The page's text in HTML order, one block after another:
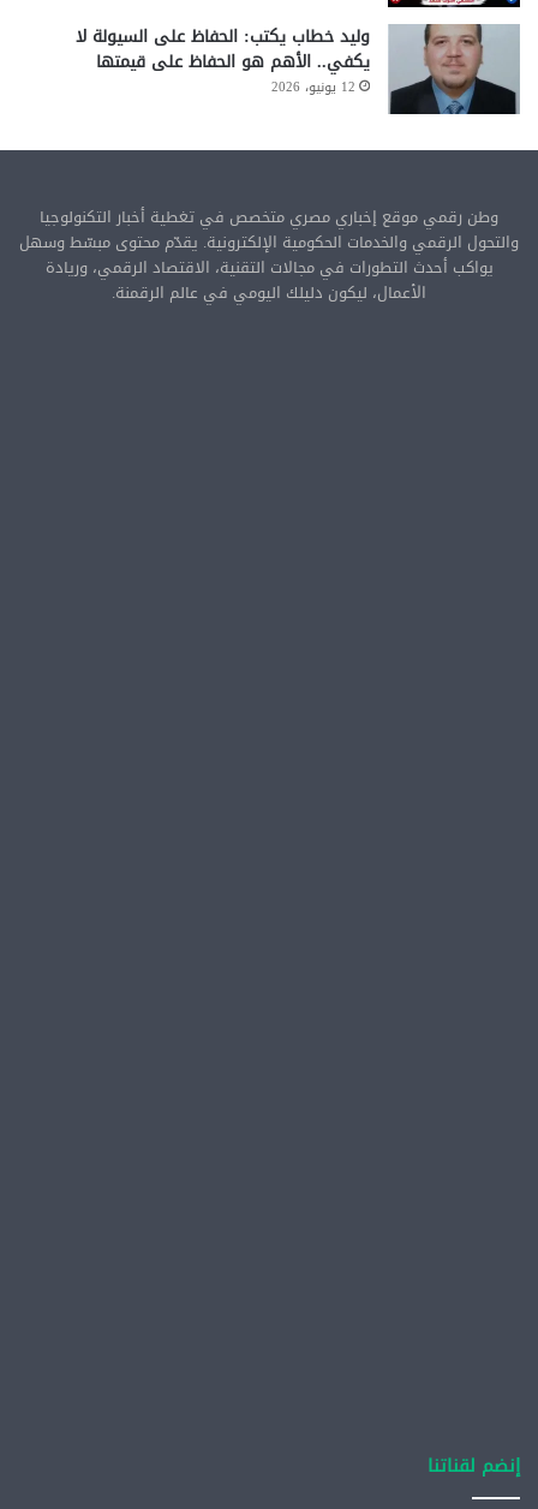
وليد خطاب يكتب: الحفاظ على السيولة لا
يكفي.. الأهم هو الحفاظ على قيمتها
12 يونيو، 2026
وطن رقمي موقع إخباري مصري متخصص في تغطية أخبار التكنولوجيا
والتحول الرقمي والخدمات الحكومية الإلكترونية. يقدّم محتوى مبسّط وسهل
يواكب أحدث التطورات في مجالات التقنية، الاقتصاد الرقمي، وريادة
الأعمال، ليكون دليلك اليومي في عالم الرقمنة.
إنضم لقناتنا